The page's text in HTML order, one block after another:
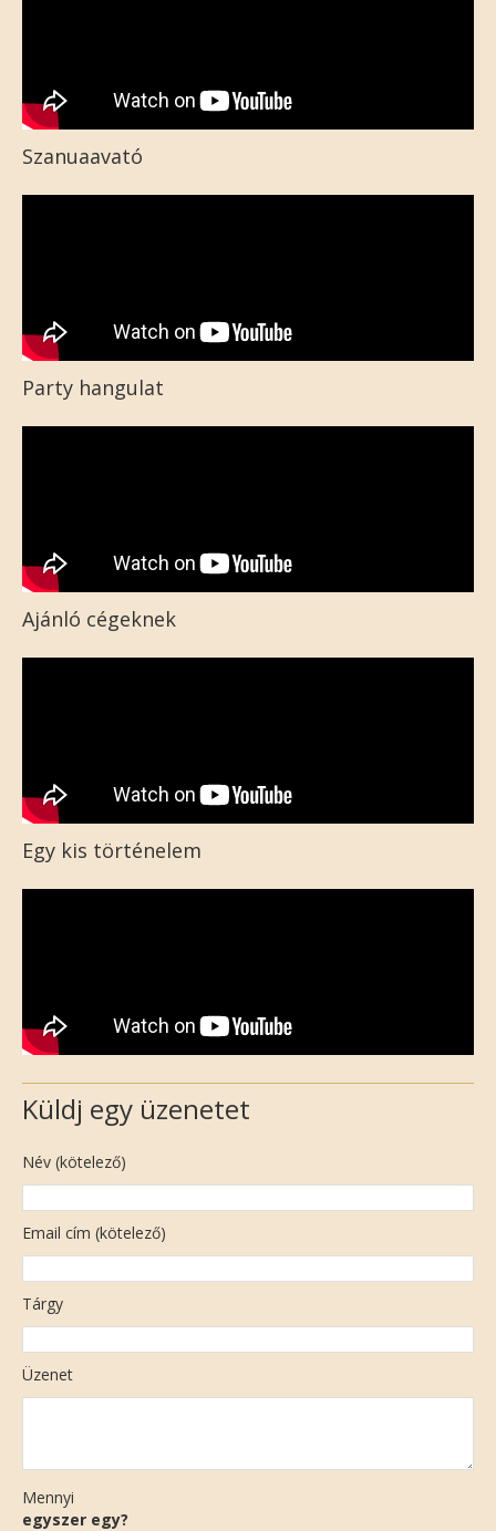
Szanuaavató
Party hangulat
Ajánló cégeknek
Egy kis történelem
Küldj egy üzenetet
Név (kötelező)
Email cím (kötelező)
Tárgy
Üzenet
Mennyi
egyszer egy?